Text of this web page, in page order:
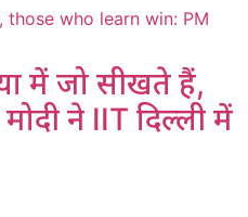
में जो सीखते हैं,
ने IIT दिल्ली में